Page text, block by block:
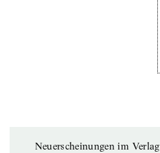
Neuerscheinungen im Verlag